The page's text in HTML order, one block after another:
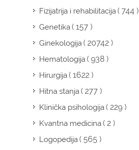
Fizijatrija i rehabilitacija( 744 )
Genetika( 157 )
Ginekologija( 20742 )
Hematologija( 938 )
Hirurgija( 1622 )
Hitna stanja( 277 )
Klinička psihologija( 229 )
Kvantna medicina( 2 )
Logopedija( 565 )